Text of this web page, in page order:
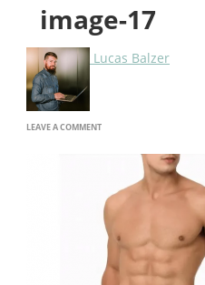
image-17
Lucas Balzer
LEAVE A COMMENTON